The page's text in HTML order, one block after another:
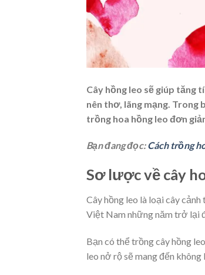
Cây hồng leo sẽ giúp tăng
nên thơ, lãng mạng. Trong
trồng hoa hồng leo đơn
Bạn đang đọc:Cách trồng
Sơ lược về cây
Cây hồng leo là loại cây
Việt Nam những năm trở lại
Bạn có thể trồng cây hồng
leo nở rộ sẽ mang đến không